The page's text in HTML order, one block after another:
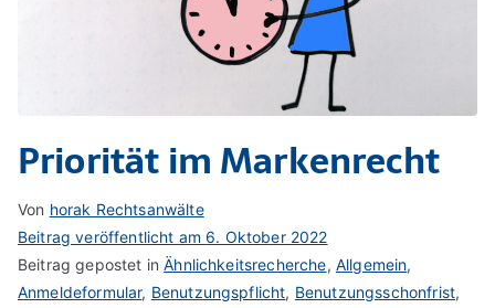
Priorität im Markenrecht
Von horak Rechtsanwälte
Beitrag veröffentlicht am 6. Oktober 2022
Beitrag gepostet inÄhnlichkeitsrecherche, Allgemein,
Anmeldeformular, Benutzungspflicht, Benutzungsschonfrist,